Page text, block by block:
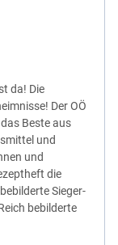
da! Die
Der OÖ
Beste aus
und
und
die
Sieger-
bebilderte